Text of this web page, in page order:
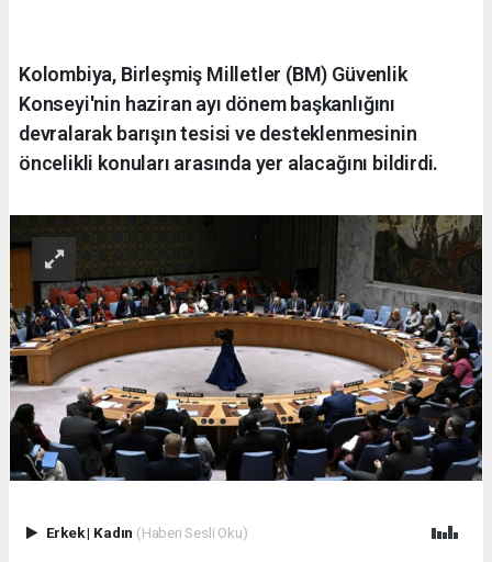
Kolombiya, Birleşmiş Milletler (BM) Güvenlik
Konseyi'nin haziran ayı dönem başkanlığını
devralarak barışın tesisi ve desteklenmesinin
öncelikli konuları arasında yer alacağını bildirdi.
Erkek| Kadın (Haberi Sesli Oku)